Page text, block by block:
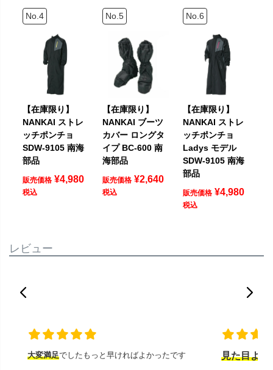
【在庫限り】
NANKAI ストレ
ッチポンチョ
SDW-9105 南海
部品
販売価格 ¥4,980
税込
【在庫限り】
NANKAI ブーツ
カバー ロングタ
イプ BC-600 南
海部品
販売価格 ¥2,640
税込
【在庫限り】
NANKAI ストレ
ッチポンチョ
Ladys モデル
SDW-9105 南海
部品
販売価格 ¥4,980
税込
レビュー
大変満足でしたもっと早ければよかったです 見た目より